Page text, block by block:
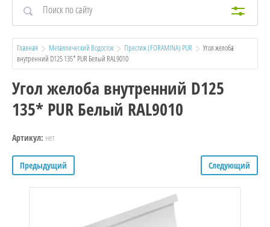
Главная Металлический Водосток Престиж (FORAMINA) PUR
  Угол желоба
внутренний D125 135* PUR Белый RAL9010
Угол желоба внутренний D125
135* PUR Белый RAL9010
Артикул: нет
Предыдущий Следующий